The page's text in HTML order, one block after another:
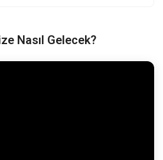
Nasıl Gelecek?